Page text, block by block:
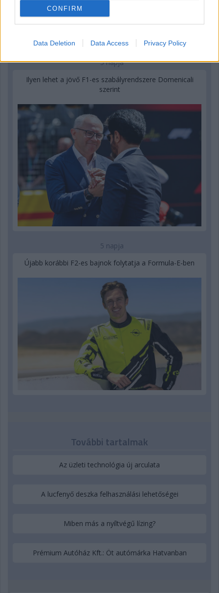
CONFIRM
Data Deletion Data Access Privacy Policy
5 napja
Ilyen lehet a jövő F1-es szabályrendszere Domenicali
szerint
5 napja
Újabb korábbi F2-es bajnok folytatja a Formula-E-ben
További tartalmak
Az üzleti technológia új arculata
A lucfenyő deszka felhasználási lehetőségei
Miben más a nyíltvégű lízing?
Prémium Autóház Kft.: Öt autómárka Hatvanban